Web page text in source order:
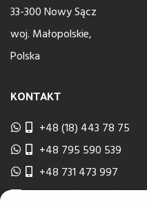
33-300 Nowy Sącz
woj. Małopolskie,
Polska
KONTAKT
+48 (18) 443 78 75
+48 795 590 539
+48 731 473 997
biuro@wektorns.pl